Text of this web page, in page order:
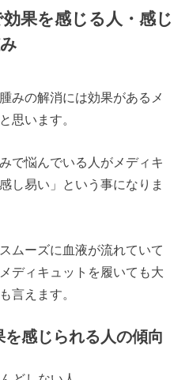
果を感じる人・感じ
みの解消には効果があるメ
思います。
で悩んでいる人がメディキ
し易い」という事になりま
ムーズに血液が流れていて
ディキュットを履いても大
言えます。
感じられる人の傾向